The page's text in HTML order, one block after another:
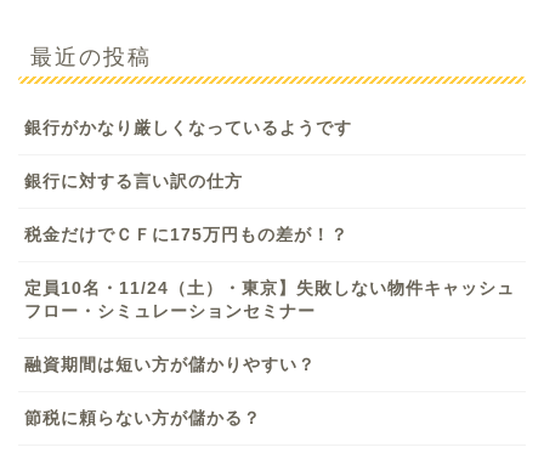
最近の投稿
銀行がかなり厳しくなっているようです
銀行に対する言い訳の仕方
税金だけでＣＦに175万円もの差が！？
定員10名・11/24（土）・東京】失敗しない物件キャッシュ
フロー・シミュレーションセミナー
融資期間は短い方が儲かりやすい？
節税に頼らない方が儲かる？